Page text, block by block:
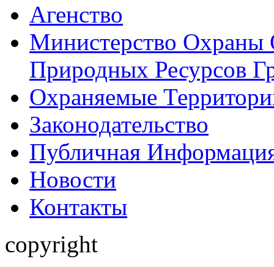
Aгенство
Министерство
Природных Ресурсов
Охраняемые
Законодательство
Публичная
Hовости
Контакты
copyright